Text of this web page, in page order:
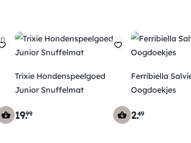
Trixie Hondenspeelgoed
Junior Snuffelmat
19.99
Ferribiella
Oogdoekjes
2.49